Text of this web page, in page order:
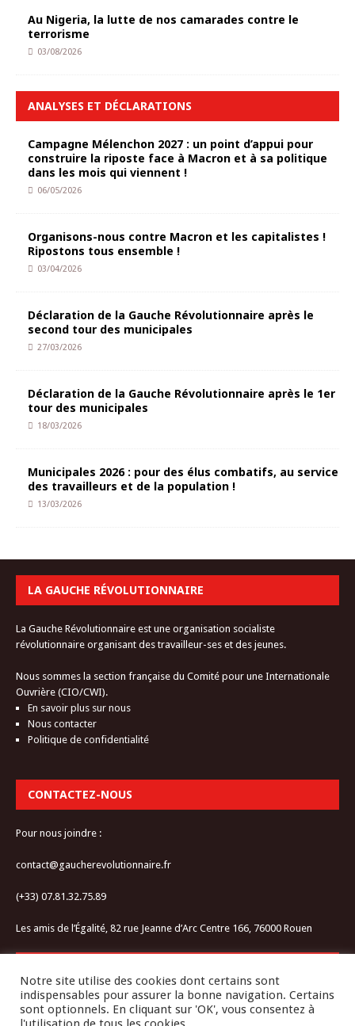
Au Nigeria, la lutte de nos camarades contre le
terrorisme
03/08/2026
ANALYSES ET DÉCLARATIONS
Campagne Mélenchon 2027 : un point d’appui pour
construire la riposte face à Macron et à sa politique
dans les mois qui viennent !
06/05/2026
Organisons-nous contre Macron et les capitalistes !
Ripostons tous ensemble !
03/04/2026
Déclaration de la Gauche Révolutionnaire après le
second tour des municipales
27/03/2026
Déclaration de la Gauche Révolutionnaire après le 1er
tour des municipales
18/03/2026
Municipales 2026 : pour des élus combatifs, au service
des travailleurs et de la population !
13/03/2026
LA GAUCHE RÉVOLUTIONNAIRE
La Gauche Révolutionnaire est une organisation socialiste
révolutionnaire organisant des travailleur-ses et des jeunes.
Nous sommes la section française du Comité pour une Internationale
Ouvrière (CIO/CWI).
En savoir plus sur nous
Nous contacter
Politique de confidentialité
CONTACTEZ-NOUS
Pour nous joindre :
contact@gaucherevolutionnaire.fr
(+33) 07.81.32.75.89
Les amis de l’Égalité, 82 rue Jeanne d’Arc Centre 166, 76000 Rouen
Notre site utilise des cookies dont certains sont
indispensables pour assurer la bonne navigation. Certains
sont optionnels. En cliquant sur 'OK', vous consentez à